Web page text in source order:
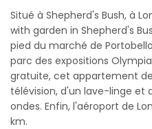
Situé à Shepherd's Bush, à
with garden in Shepherd's
pied du marché de
parc des expositions
gratuite, cet appartement
télévision, d'un lave-linge
ondes. Enfin, l'aéroport de
km.